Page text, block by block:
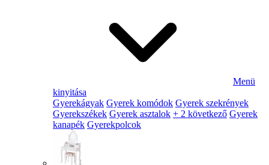
Menü
kinyitása
Gyerekágyak Gyerek komódok Gyerek szekrények
Gyerekszékek Gyerek asztalok + 2 következő Gyerek
kanapék Gyerekpolcok